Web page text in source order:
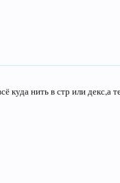
нить в стр или декс,а